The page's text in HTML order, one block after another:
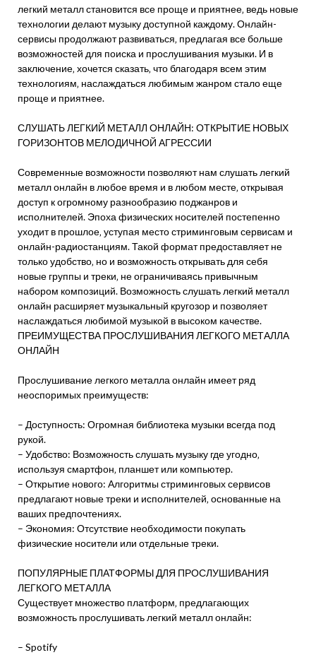
легкий металл становится все проще и приятнее‚ ведь новые
технологии делают музыку доступной каждому. Онлайн-
сервисы продолжают развиваться‚ предлагая все больше
возможностей для поиска и прослушивания музыки. И в
заключение‚ хочется сказать‚ что благодаря всем этим
технологиям‚ наслаждаться любимым жанром стало еще
проще и приятнее.
СЛУШАТЬ ЛЕГКИЙ МЕТАЛЛ ОНЛАЙН: ОТКРЫТИЕ НОВЫХ
ГОРИЗОНТОВ МЕЛОДИЧНОЙ АГРЕССИИ
Современные возможности позволяют нам слушать легкий
металл онлайн в любое время и в любом месте‚ открывая
доступ к огромному разнообразию поджанров и
исполнителей. Эпоха физических носителей постепенно
уходит в прошлое‚ уступая место стриминговым сервисам и
онлайн-радиостанциям. Такой формат предоставляет не
только удобство‚ но и возможность открывать для себя
новые группы и треки‚ не ограничиваясь привычным
набором композиций. Возможность слушать легкий металл
онлайн расширяет музыкальный кругозор и позволяет
наслаждаться любимой музыкой в высоком качестве.
ПРЕИМУЩЕСТВА ПРОСЛУШИВАНИЯ ЛЕГКОГО МЕТАЛЛА
ОНЛАЙН
Прослушивание легкого металла онлайн имеет ряд
неоспоримых преимуществ:
– Доступность: Огромная библиотека музыки всегда под
рукой.
– Удобство: Возможность слушать музыку где угодно‚
используя смартфон‚ планшет или компьютер.
– Открытие нового: Алгоритмы стриминговых сервисов
предлагают новые треки и исполнителей‚ основанные на
ваших предпочтениях.
– Экономия: Отсутствие необходимости покупать
физические носители или отдельные треки.
ПОПУЛЯРНЫЕ ПЛАТФОРМЫ ДЛЯ ПРОСЛУШИВАНИЯ
ЛЕГКОГО МЕТАЛЛА
Существует множество платформ‚ предлагающих
возможность прослушивать легкий металл онлайн:
– Spotify